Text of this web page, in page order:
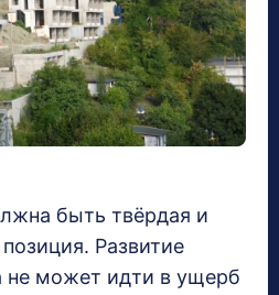
быть твёрдая и
Развитие
не может идти в ущерб